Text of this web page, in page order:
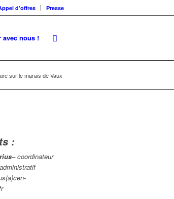
d’offres Presse
avec nous !
sur le marais de Vaux
:
– coordinateur